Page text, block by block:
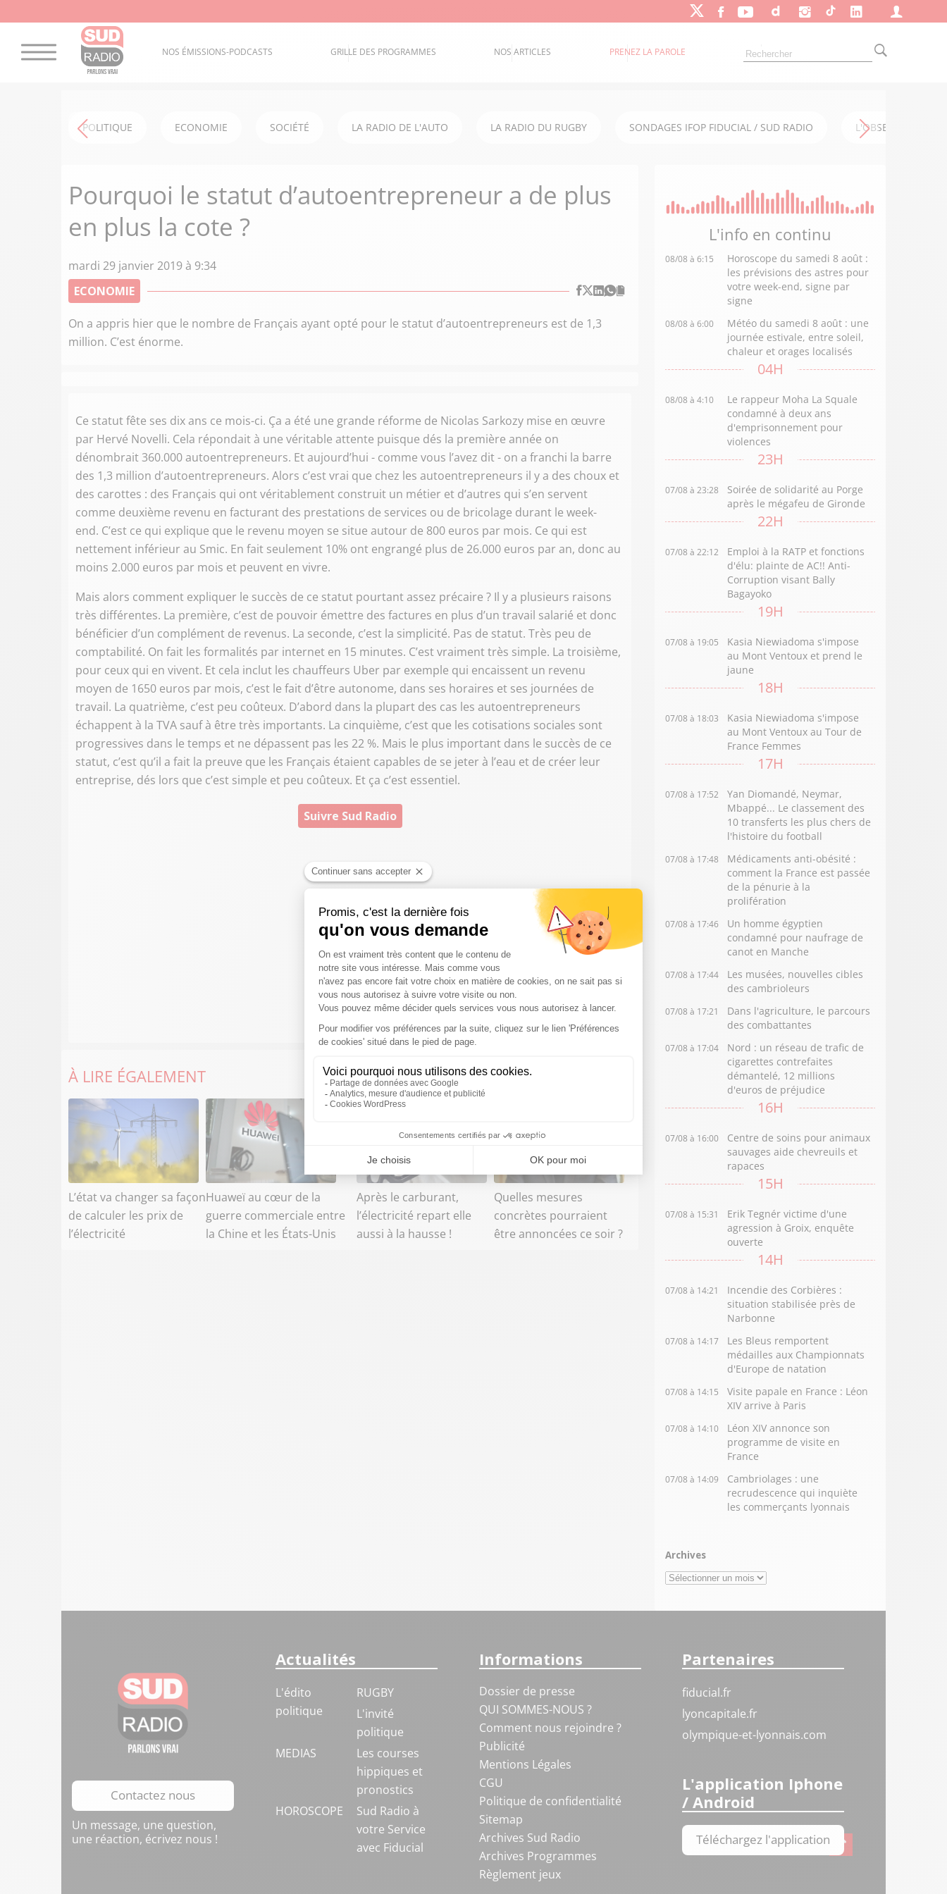
NOS ÉMISSIONS-PODCASTS GRILLE DES PROGRAMMES NOS ARTICLES PRENEZ LA PAROLE
POLITIQUE ECONOMIE SOCIÉTÉ LA RADIO DE L'AUTO LA RADIO DU RUGBY SONDAGES IFOP FIDUCIAL / SUD RADIO L'OBSERVATOIRE
Pourquoi le statut d’autoentrepreneur a de plus
en plus la cote ?
mardi 29 janvier 2019 à 9:34
ECONOMIE
On a appris hier que le nombre de Français ayant opté pour le statut d’autoentrepreneurs est de 1,3
million. C’est énorme.
Ce statut fête ses dix ans ce mois-ci. Ça a été une grande réforme de Nicolas Sarkozy mise en œuvre
par Hervé Novelli. Cela répondait à une véritable attente puisque dés la première année on
dénombrait 360.000 autoentrepreneurs. Et aujourd’hui - comme vous l’avez dit - on a franchi la barre
des 1,3 million d’autoentrepreneurs. Alors c’est vrai que chez les autoentrepreneurs il y a des choux et
des carottes : des Français qui ont véritablement construit un métier et d’autres qui s’en servent
comme deuxième revenu en facturant des prestations de services ou de bricolage durant le week-
end. C’est ce qui explique que le revenu moyen se situe autour de 800 euros par mois. Ce qui est
nettement inférieur au Smic. En fait seulement 10% ont engrangé plus de 26.000 euros par an, donc au
moins 2.000 euros par mois et peuvent en vivre.
Mais alors comment expliquer le succès de ce statut pourtant assez précaire ? Il y a plusieurs raisons
très différentes. La première, c’est de pouvoir émettre des factures en plus d’un travail salarié et donc
bénéficier d’un complément de revenus. La seconde, c’est la simplicité. Pas de statut. Très peu de
comptabilité. On fait les formalités par internet en 15 minutes. C’est vraiment très simple. La troisième,
pour ceux qui en vivent. Et cela inclut les chauffeurs Uber par exemple qui encaissent un revenu
moyen de 1650 euros par mois, c’est le fait d’être autonome, dans ses horaires et ses journées de
travail. La quatrième, c’est peu coûteux. D’abord dans la plupart des cas les autoentrepreneurs
échappent à la TVA sauf à être très importants. La cinquième, c’est que les cotisations sociales sont
progressives dans le temps et ne dépassent pas les 22 %. Mais le plus important dans le succès de ce
statut, c’est qu’il a fait la preuve que les Français étaient capables de se jeter à l’eau et de créer leur
entreprise, dés lors que c’est simple et peu coûteux. Et ça c’est essentiel.
Suivre Sud Radio
À LIRE ÉGALEMENT
L’état va changer sa façon
de calculer les prix de
l’électricité
Huaweï au cœur de la
guerre commerciale entre
la Chine et les États-Unis
Après le carburant,
l’électricité repart elle
aussi à la hausse !
Quelles mesures
concrètes pourraient
être annoncées ce soir ?
L'info en continu
08/08 à 6:15
Horoscope du samedi 8 août :
les prévisions des astres pour
votre week-end, signe par
signe
08/08 à 6:00
Météo du samedi 8 août : une
journée estivale, entre soleil,
chaleur et orages localisés
04H
08/08 à 4:10
Le rappeur Moha La Squale
condamné à deux ans
d'emprisonnement pour
violences
23H
07/08 à 23:28
Soirée de solidarité au Porge
après le mégafeu de Gironde
22H
07/08 à 22:12
Emploi à la RATP et fonctions
d'élu: plainte de AC!! Anti-
Corruption visant Bally
Bagayoko
19H
07/08 à 19:05
Kasia Niewiadoma s'impose
au Mont Ventoux et prend le
jaune
18H
07/08 à 18:03
Kasia Niewiadoma s'impose
au Mont Ventoux au Tour de
France Femmes
17H
07/08 à 17:52
Yan Diomandé, Neymar,
Mbappé... Le classement des
10 transferts les plus chers de
l'histoire du football
07/08 à 17:48
Médicaments anti-obésité :
comment la France est passée
de la pénurie à la
prolifération
07/08 à 17:46
Un homme égyptien
condamné pour naufrage de
canot en Manche
07/08 à 17:44
Les musées, nouvelles cibles
des cambrioleurs
07/08 à 17:21
Dans l'agriculture, le parcours
des combattantes
07/08 à 17:04
Nord : un réseau de trafic de
cigarettes contrefaites
démantelé, 12 millions
d'euros de préjudice
16H
07/08 à 16:00
Centre de soins pour animaux
sauvages aide chevreuils et
rapaces
15H
07/08 à 15:31
Erik Tegnér victime d'une
agression à Groix, enquête
ouverte
14H
07/08 à 14:21
Incendie des Corbières :
situation stabilisée près de
Narbonne
07/08 à 14:17
Les Bleus remportent
médailles aux Championnats
d'Europe de natation
07/08 à 14:15
Visite papale en France : Léon
XIV arrive à Paris
07/08 à 14:10
Léon XIV annonce son
programme de visite en
France
07/08 à 14:09
Cambriolages : une
recrudescence qui inquiète
les commerçants lyonnais
Archives
Archives
Contactez nous
Un message, une question,
une réaction, écrivez nous !
Actualités
L'édito
politique
RUGBY
L'invité
politique
MEDIAS
Les courses
hippiques et
pronostics
HOROSCOPE
Sud Radio à
votre Service
avec Fiducial
Informations
Dossier de presse
QUI SOMMES-NOUS ?
Comment nous rejoindre ?
Publicité
Mentions Légales
CGU
Politique de confidentialité
Sitemap
Archives Sud Radio
Archives Programmes
Règlement jeux
Partenaires
fiducial.fr
lyoncapitale.fr
olympique-et-lyonnais.com
L'application Iphone
/ Android
Téléchargez l'application